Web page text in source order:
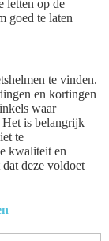
letten op de
goed te laten
te vinden.
en kortingen
waar
Het is belangrijk
te
kwaliteit en
deze voldoet